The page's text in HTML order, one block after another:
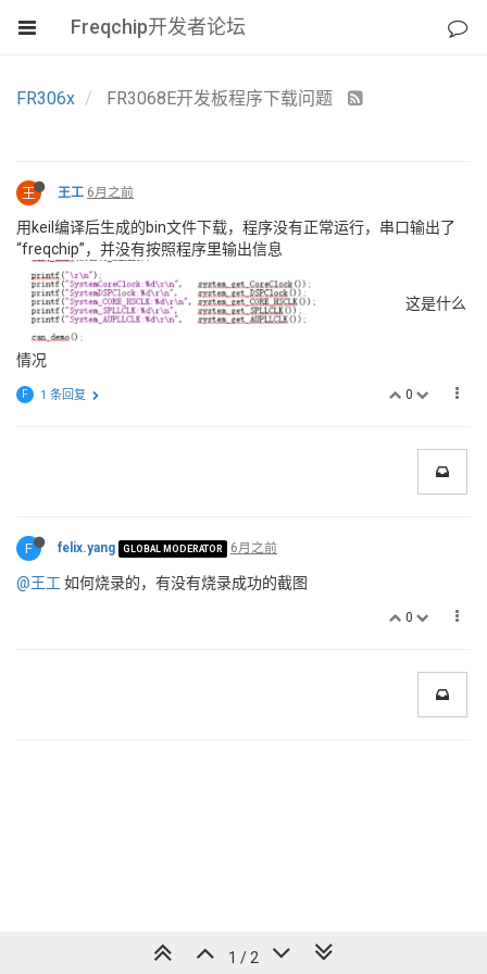
Freqchip开发者论坛
FR306x FR3068E开发板程序下载问题
王 王工 6月之前
用keil编译后生成的bin文件下载，程序没有正常运行，串口输出了
“freqchip”，并没有按照程序里输出信息
这是什么
情况
0
F 1 条回复
F felix.yang GLOBAL MODERATOR 6月之前
@王工 如何烧录的，有没有烧录成功的截图
0
1 / 2